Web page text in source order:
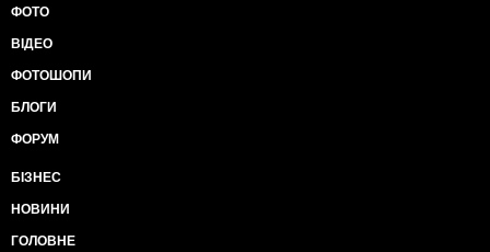
ФОТО
ВІДЕО
ФОТОШОПИ
БЛОГИ
ФОРУМ
БІЗНЕС
НОВИНИ
ГОЛОВНЕ